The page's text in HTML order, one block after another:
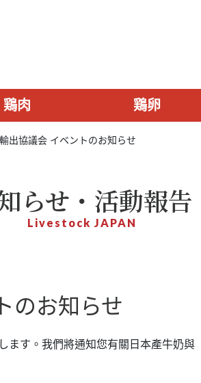
鶏肉 鶏卵
出協議会 イベントのお知らせ
らせ・活動報告
Livestock JAPAN
のお知らせ
ます。我們將通知您有關日本產牛奶與